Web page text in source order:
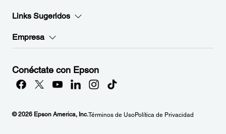
Links Sugeridos
Empresa
Conéctate con Epson
© 2026 Epson America, Inc.Términos de UsoPolítica de Privacidad